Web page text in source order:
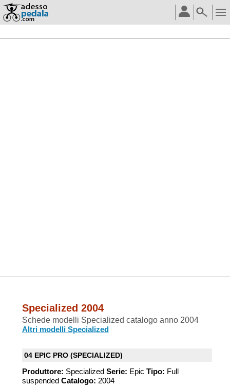
Specialized 2004
Schede modelli Specialized catalogo anno 2004
Altri modelli Specialized
04 EPIC PRO (SPECIALIZED)
Produttore: Specialized Serie: Epic Tipo: Full
suspended Catalogo: 2004